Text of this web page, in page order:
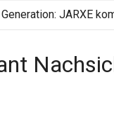
JARXE